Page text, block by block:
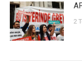
2